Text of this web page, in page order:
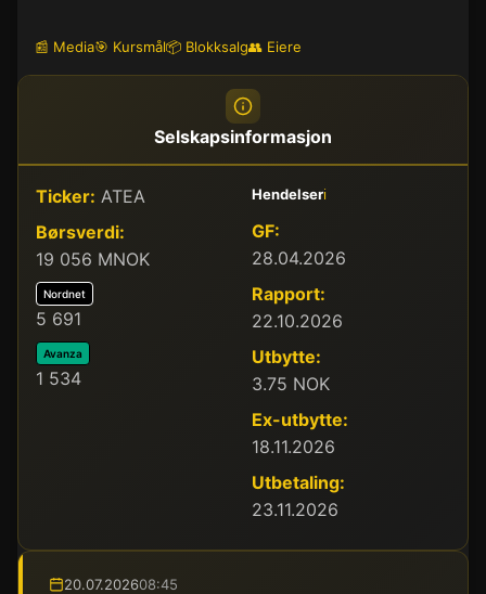
📰 Media🎯 Kursmål📦 Blokksalg👥 Eiere
Selskapsinformasjon
Ticker: ATEA
Børsverdi:
19 056 MNOK
Nordnet
5 691
Avanza
1 534
Hendelserℹ️
GF:
28.04.2026
Rapport:
22.10.2026
Utbytte:
3.75 NOK
Ex-utbytte:
18.11.2026
Utbetaling:
23.11.2026
20.07.202608:45